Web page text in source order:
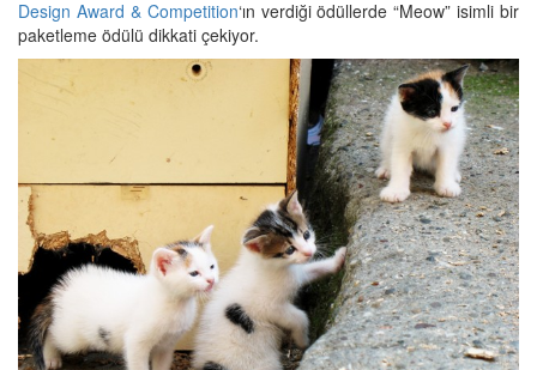
Design Award & Competition‘ın verdiği ödüllerde “Meow” isimli bir
paketleme ödülü dikkati çekiyor.